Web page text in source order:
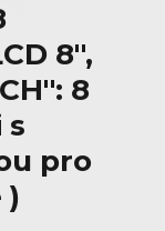
8",
8
s
pro
)